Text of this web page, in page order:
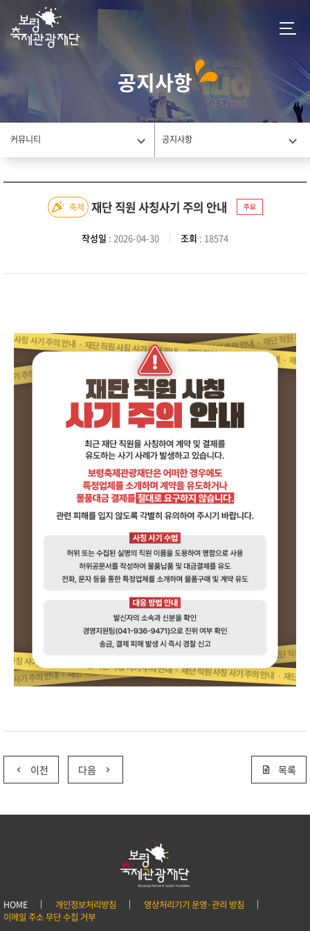
공지사항
커뮤니티 공지사항
축제 재단 직원 사칭사기 주의 안내 주요
작성일 : 2026-04-30 조회 : 18574
이전 다음 목록
HOME 개인정보처리방침
영상처리기기 운영·관리 방침
이메일 주소 무단 수집 거부